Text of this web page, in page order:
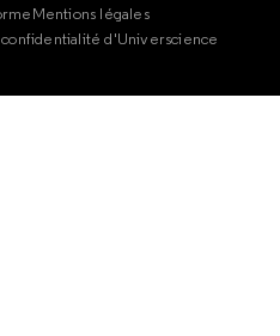
Mentions légales
d'Universcience